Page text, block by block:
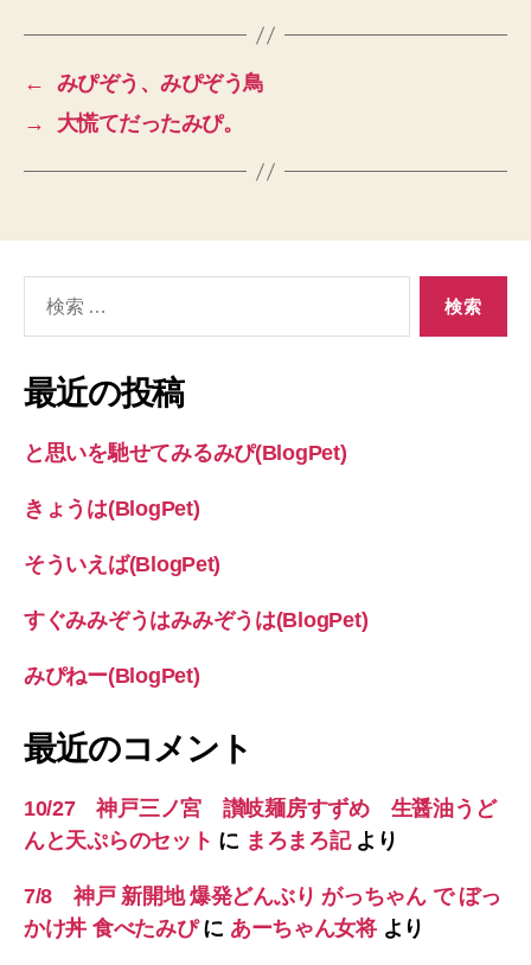
←
みぴぞう、みぴぞう鳥
→
大慌てだったみぴ。
象:
最近の投稿
と思いを馳せてみるみぴ(BlogPet)
きょうは(BlogPet)
そういえば(BlogPet)
すぐみみぞうはみみぞうは(BlogPet)
みぴねー(BlogPet)
最近のコメント
10/27 神戸三ノ宮 讃岐麺房すずめ 生醤油うど
んと天ぷらのセット に まろまろ記より
7/8 神戸 新開地 爆発どんぶり がっちゃん で ぼっ
かけ丼 食べたみぴに あーちゃん女将より